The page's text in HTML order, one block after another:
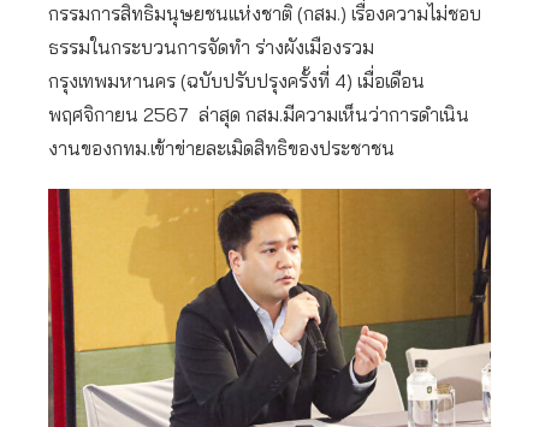
กรรมการสิทธิมนุษยชนแห่งชาติ (กสม.) เรื่องความไม่ชอบ
ธรรมในกระบวนการจัดทำ ร่างผังเมืองรวม
กรุงเทพมหานคร (ฉบับปรับปรุงครั้งที่ 4) เมื่อเดือน
พฤศจิกายน 2567 ล่าสุด กสม.มีความเห็นว่าการดำเนิน
งานของกทม.เข้าข่ายละเมิดสิทธิของประชาชน